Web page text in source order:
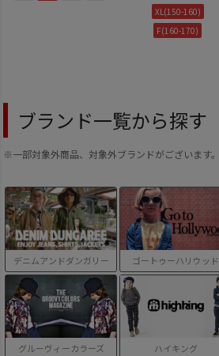
XL(150-160)
F(160-170)
ブランド一覧から探す
※一部対象外商品、対象外ブランドがございます。
デニムアンドダンガリー ゴートゥーハリウッド
グルーヴィーカラーズ ハイキング